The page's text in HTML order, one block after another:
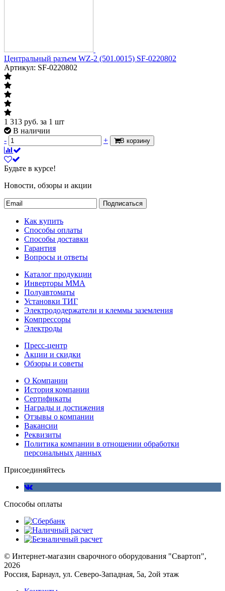
Центральный разъем WZ-2 (501.0015) SF-0220802
Артикул: SF-0220802
1 313 руб. за 1 шт
В наличии
-
+ В корзину
Будьте в курсе!
Новости, обзоры и акции
Подписаться
Как купить
Способы оплаты
Способы доставки
Гарантия
Вопросы и ответы
Каталог продукции
Инверторы ММА
Полуавтоматы
Установки ТИГ
Электрододержатели и клеммы заземления
Компрессоры
Электроды
Пресс-центр
Акции и скидки
Обзоры и советы
О Компании
История компании
Сертификаты
Награды и достижения
Отзывы о компании
Вакансии
Реквизиты
Политика компании в отношении обработки
персональных данных
Присоединяйтесь
Способы оплаты
© Интернет-магазин сварочного оборудования "Свартоп",
2026
Россия, Барнаул, ул. Северо-Западная, 5а, 2ой этаж